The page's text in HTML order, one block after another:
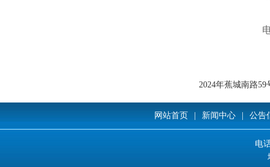
2024年蕉城南路
网站首页 新闻中心 公告
电